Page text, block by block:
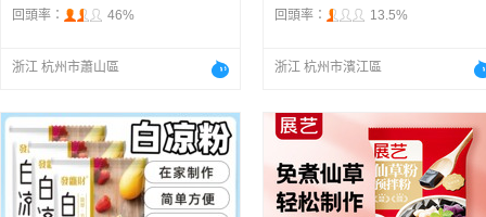
回頭率：
46%
浙江 杭州市蕭山區
回頭率：
13.5%
浙江 杭州市濱江區